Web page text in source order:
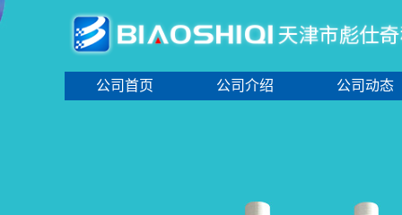
公司首页 公司介绍 公司动态